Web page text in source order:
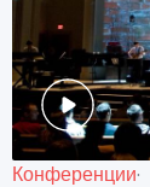
Конференции